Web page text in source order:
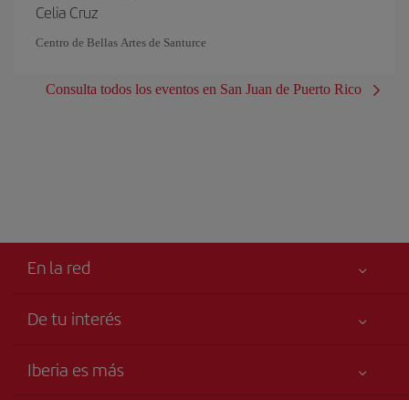
Celia Cruz
Centro de Bellas Artes de Santurce
Consulta todos los eventos en San Juan de Puerto Rico
En la red
De tu interés
Accesibilidad
Iberia es más